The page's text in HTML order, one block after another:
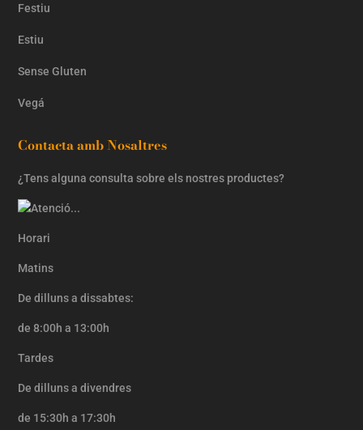
Festiu
Estiu
Sense Gluten
Vegá
Contacta amb Nosaltres
¿Tens alguna consulta sobre els nostres productes?
Horari
Matins
De dilluns a dissabtes:
de 8:00h a 13:00h
Tardes
De dilluns a divendres
de 15:30h a 17:30h